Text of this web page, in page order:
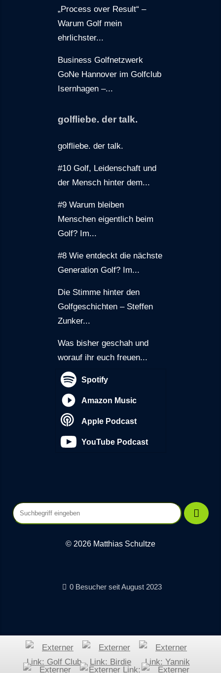
„Process over Result“ –
Warum Golf mein
ehrlichster...
Business Golfnetzwerk
GoNe Hannover im Golfclub
Isernhagen –...
golfliebe. der talk.
golfliebe. der talk.
#10 Golf, Leidenschaft und
der Mensch hinter dem...
#9 Warum bleiben
Menschen eigentlich beim
Golf? Im...
#8 Wie entdeckt die nächste
Generation Golf? Im...
Die Stimme hinter den
Golfgeschichten – Steffen
Zunker...
Was bisher geschah und
worauf ihr euch freuen...
Spotify
Amazon Music
Apple Podcast
YouTube Podcast
© 2026 Matthias Schultze
0 Besucher seit August 2023